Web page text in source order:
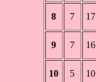
8 7 17
9 7 16
10 5 10